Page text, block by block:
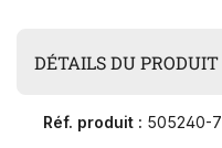
DÉTAILS DU PRODUIT
Réf. produit : 505240-7